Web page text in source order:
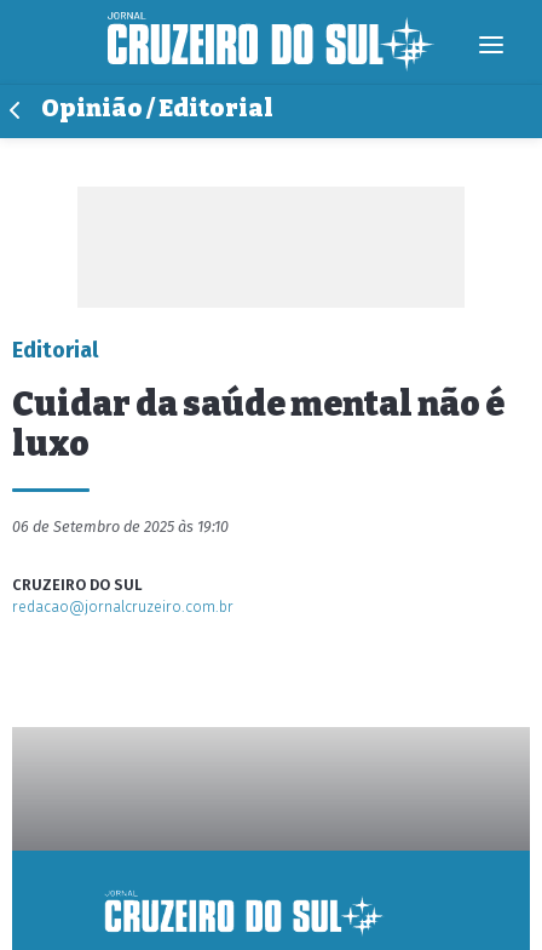
Opinião / Editorial
Editorial
Cuidar da saúde mental não é
luxo
06 de Setembro de 2025 às 19:10
CRUZEIRO DO SUL
redacao@jornalcruzeiro.com.br